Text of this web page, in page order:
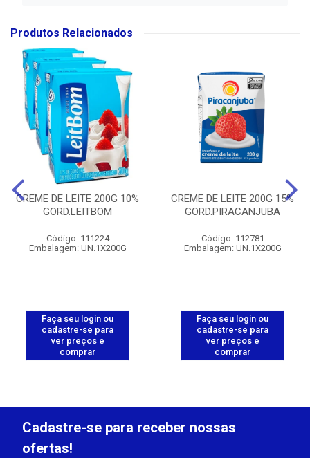
Produtos Relacionados
CREME DE LEITE 200G 10%
GORD.LEITBOM
Código: 111224
Embalagem: UN.1X200G
Faça seu login ou
cadastre-se para
ver preços e
comprar
CREME DE LEITE 200G 15%
GORD.PIRACANJUBA
Código: 112781
Embalagem: UN.1X200G
Faça seu login ou
cadastre-se para
ver preços e
comprar
Cadastre-se para receber nossas
ofertas!